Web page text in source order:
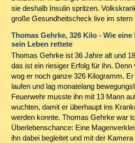
sie deshalb Insulin spritzen.
große Gesundheitscheck live im stern
Thomas Gehrke, 326 Kilo - Wie
sein Leben rettete
Thomas Gehrke ist 36 Jahre alt und
das ist ein riesiger Erfolg für ihn. Denn
wog er noch ganze 326 Kilogramm.
laufen und lag monatelang
Feuerwehr musste ihn mit 13 Mann
wuchten, damit er überhaupt ins
werden konnte. Thomas Gehrke war
Überlebenschance: Eine
ihn dabei begleitet und mit der